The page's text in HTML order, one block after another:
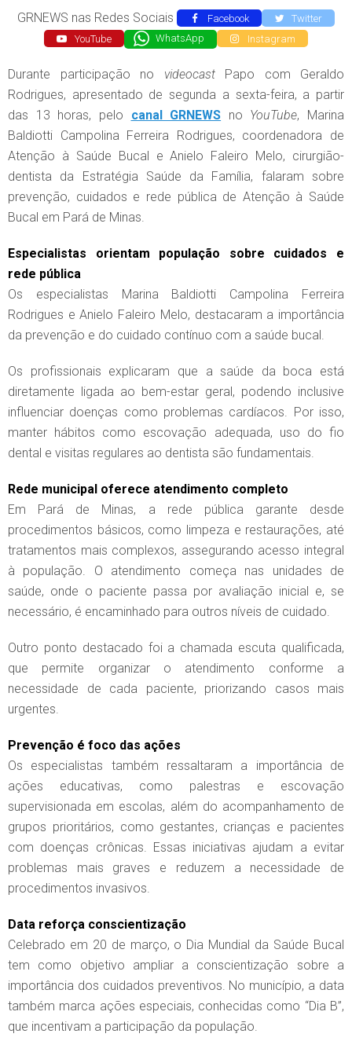
GRNEWS nas Redes Sociais Facebook
Twitter
YouTube
WhatsApp Instagram
Durante participação no videocastPapo com Geraldo
Rodrigues, apresentado de segunda a sexta-feira, a partir
das 13 horas, pelo canal GRNEWS no YouTube, Marina
Baldiotti Campolina Ferreira Rodrigues, coordenadora de
Atenção à Saúde Bucal e Anielo Faleiro Melo, cirurgião-
dentista da Estratégia Saúde da Família, falaram sobre
prevenção, cuidados e rede pública de Atenção à Saúde
Bucal em Pará de Minas.
Especialistas orientam população sobre cuidados e
rede pública
Os especialistas Marina Baldiotti Campolina Ferreira
Rodrigues e Anielo Faleiro Melo, destacaram a importância
da prevenção e do cuidado contínuo com a saúde bucal.
Os profissionais explicaram que a saúde da boca está
diretamente ligada ao bem-estar geral, podendo inclusive
influenciar doenças como problemas cardíacos. Por isso,
manter hábitos como escovação adequada, uso do fio
dental e visitas regulares ao dentista são fundamentais.
Rede municipal oferece atendimento completo
Em Pará de Minas, a rede pública garante desde
procedimentos básicos, como limpeza e restaurações, até
tratamentos mais complexos, assegurando acesso integral
à população. O atendimento começa nas unidades de
saúde, onde o paciente passa por avaliação inicial e, se
necessário, é encaminhado para outros níveis de cuidado.
Outro ponto destacado foi a chamada escuta qualificada,
que permite organizar o atendimento conforme a
necessidade de cada paciente, priorizando casos mais
urgentes.
Prevenção é foco das ações
Os especialistas também ressaltaram a importância de
ações educativas, como palestras e escovação
supervisionada em escolas, além do acompanhamento de
grupos prioritários, como gestantes, crianças e pacientes
com doenças crônicas. Essas iniciativas ajudam a evitar
problemas mais graves e reduzem a necessidade de
procedimentos invasivos.
Data reforça conscientização
Celebrado em 20 de março, o Dia Mundial da Saúde Bucal
tem como objetivo ampliar a conscientização sobre a
importância dos cuidados preventivos. No município, a data
também marca ações especiais, conhecidas como “Dia B”,
que incentivam a participação da população.